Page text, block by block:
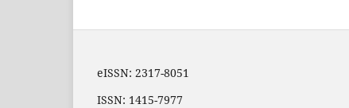
eISSN: 2317-8051
ISSN: 1415-7977